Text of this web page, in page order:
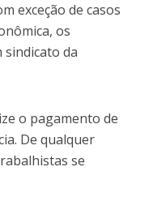
exceção de casos
os
da
o pagamento de
De qualquer
se